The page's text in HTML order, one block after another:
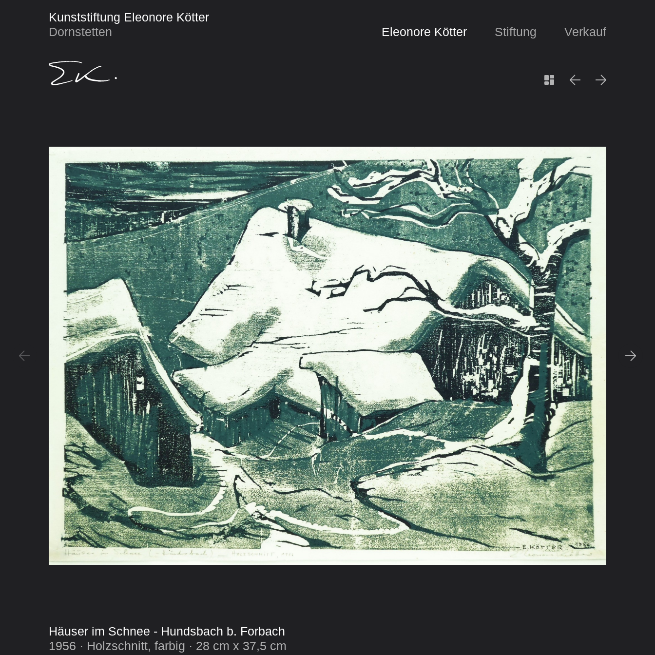
Kunststiftung Eleonore Kötter
Dornstetten
Eleonore Kötter Stiftung Verkauf
Häuser im Schnee - Hundsbach b. Forbach
1956 · Holzschnitt, farbig · 28 cm x 37,5 cm